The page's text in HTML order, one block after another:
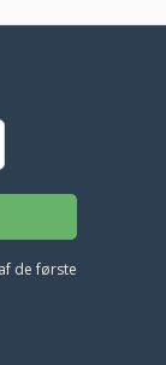
de første